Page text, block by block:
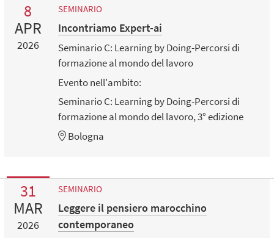
8
APR
2026
SEMINARIO
Incontriamo Expert-ai
Seminario C: Learning by Doing-Percorsi di
formazione al mondo del lavoro
Evento nell'ambito:
Seminario C: Learning by Doing-Percorsi di
formazione al mondo del lavoro, 3° edizione
Bologna
31
MAR
2026
SEMINARIO
Leggere il pensiero marocchino
contemporaneo